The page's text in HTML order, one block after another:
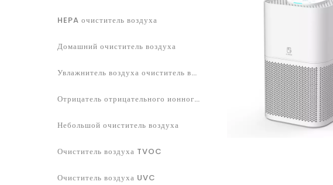
HEPA очиститель воздуха
Домашний очиститель воздуха
Увлажнитель воздуха очиститель воздуха
Отрицатель отрицательного ионного воздуха
Небольшой очиститель воздуха
Очиститель воздуха TVOC
Очиститель воздуха UVC